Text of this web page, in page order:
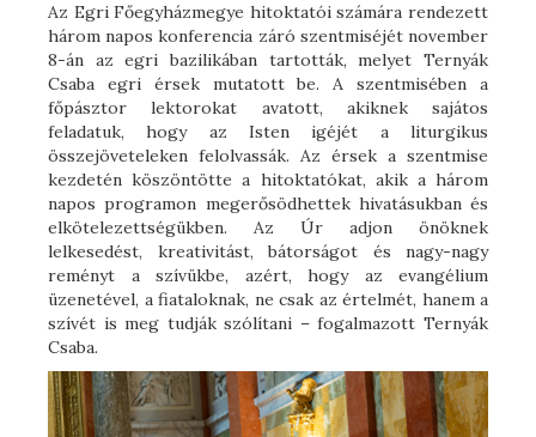
Az Egri Főegyházmegye hitoktatói számára rendezett
három napos konferencia záró szentmiséjét november
8-án az egri bazilikában tartották, melyet Ternyák
Csaba egri érsek mutatott be. A szentmisében a
főpásztor lektorokat avatott, akiknek sajátos
feladatuk, hogy az Isten igéjét a liturgikus
összejöveteleken felolvassák. Az érsek a szentmise
kezdetén köszöntötte a hitoktatókat, akik a három
napos programon megerősödhettek hivatásukban és
elkötelezettségükben. Az Úr adjon önöknek
lelkesedést, kreativitást, bátorságot és nagy-nagy
reményt a szívükbe, azért, hogy az evangélium
üzenetével, a fiataloknak, ne csak az értelmét, hanem a
szívét is meg tudják szólítani – fogalmazott Ternyák
Csaba.